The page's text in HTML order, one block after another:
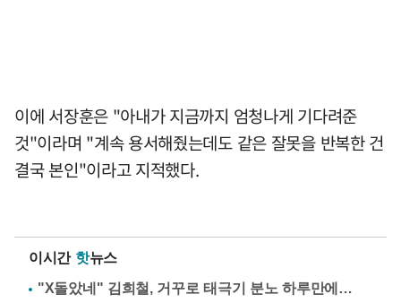
이에 서장훈은 "아내가 지금까지 엄청나게 기다려준
것"이라며 "계속 용서해줬는데도 같은 잘못을 반복한 건
결국 본인"이라고 지적했다.
이시간 핫뉴스
"X돌았네" 김희철, 거꾸로 태극기 분노 하루만에…